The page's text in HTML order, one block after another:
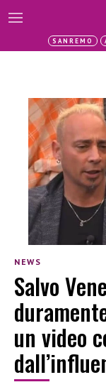
SANREMO
NEWS
Salvo
un video